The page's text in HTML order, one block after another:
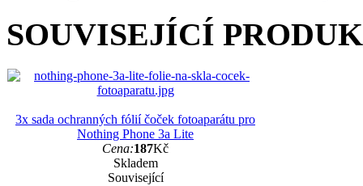
SOUVISEJÍCÍ
3x sada ochranných fólií čoček fotoaparátu pro
Nothing Phone 3a Lite
Cena:187Kč
Skladem
Související